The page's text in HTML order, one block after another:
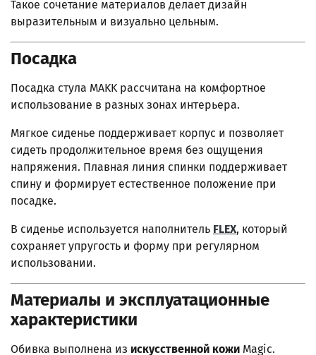
Такое сочетание материалов делает дизайн
выразительным и визуально цельным.
Посадка
Посадка стула MAKK рассчитана на комфортное
использование в разных зонах интерьера.
Мягкое сиденье поддерживает корпус и позволяет
сидеть продолжительное время без ощущения
напряжения. Плавная линия спинки поддерживает
спину и формирует естественное положение при
посадке.
В сиденье используется наполнитель FLEX, который
сохраняет упругость и форму при регулярном
использовании.
Материалы и эксплуатационные
характеристики
Обивка выполнена из искусственной кожи Magic.